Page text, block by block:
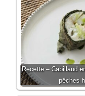
Recette – Cabillaud
pêches